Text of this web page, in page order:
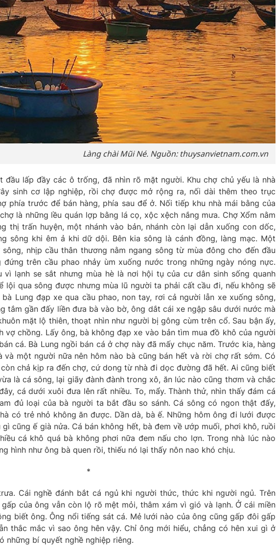
Làng chài Mũi Né. Nguồn: thuysanvietnam.com.vn
đầu lấp đầy các ô trống, đã nhìn rõ mặt người. Khu chợ chủ yếu là nhà
sinh cơ lập nghiệp, rồi chợ được mở rộng ra, nối dài thêm theo trục
phía trước để bán hàng, phía sau để ở. Nối tiếp khu nhà mái bằng của
là những lều quán lợp bằng lá cọ, xộc xệch nắng mưa. Chợ Xổm nằm
thị trấn huyện, một nhánh vào bản, nhánh còn lại dẫn xuống con dốc,
sông khi êm ả khi dữ dội. Bên kia sông là cánh đồng, làng mạc. Một
nhịp cầu thân thương nằm ngang sông từ mùa đông cho đến đầu
trên cầu phao nhảy ùm xuống nước trong những ngày nóng nực.
vì lạnh se sắt nhưng mùa hè là nơi hội tụ của cư dân sinh sống quanh
lội qua sông được nhưng mùa lũ người ta phải cất cầu đi, nếu không sẽ
Lung đạp xe qua cầu phao, non tay, rơi cả người lẫn xe xuống sông,
tắm gần đấy liền đưa bà vào bờ, ông dắt cái xe ngập sâu dưới nước mà
mặt lộ thiên, thoạt nhìn như người bị gông cùm trên cổ. Sau bận ấy,
vợ chồng. Lấy ông, bà không đạp xe vào bản tìm mua đồ khô của người
cá. Bà Lung ngồi bán cá ở chợ này đã mấy chục năm. Trước kia, hàng
một người nữa nên hôm nào bà cũng bán hết và rời chợ rất sớm. Có
chả kịp ra đến chợ, cứ dong từ nhà đi dọc đường đã hết. Ai cũng biết
là cá sông, lại giãy đành đành trong xô, ăn lúc nào cũng thơm và chắc
cá dưới xuôi đưa lên rất nhiều. To, mẩy. Thành thử, nhìn thấy đám cá
đủ loại của bà người ta bắt đầu so sánh. Cá sông có ngon thật đấy,
có trẻ nhỏ không ăn được. Dần dà, bà ế. Những hôm ông đi lưới được
cũng ế già nửa. Cá bán không hết, bà đem về ướp muối, phơi khô, ruồi
cá khô quá bà không phơi nữa đem nấu cho lợn. Trong nhà lúc nào
hình như ông bà quen rồi, thiếu nó lại thấy nôn nao khó chịu.
*
Cái nghề đánh bắt cá ngủ khi người thức, thức khi người ngủ. Trên
của ông vẫn còn lộ rõ mệt mỏi, thâm xám vì gió và lạnh. Ở cái miền
biết ông. Ông nổi tiếng sát cá. Mẻ lưới nào của ông cũng gấp đôi gấp
thắc mắc vì sao ông hên vậy. Chỉ ông mới hiểu, chẳng có hên xui gì ở
những bí quyết nghề nghiệp riêng.